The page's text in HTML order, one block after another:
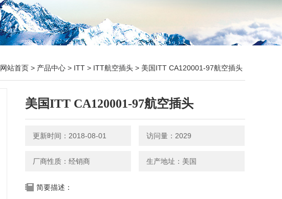
网站首页 > 产品中心 > ITT > ITT航空插头 > 美国ITT CA120001-97航空插头
美国ITT CA120001-97航空插头
更新时间：2018-08-01 访问量：2029
厂商性质：经销商 生产地址：美国
简要描述：